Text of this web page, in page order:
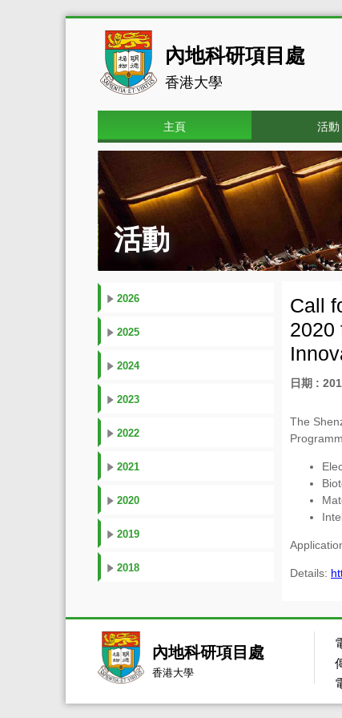
內地科研項目處
香港大學
主頁 活動
活動
2026
2025
2024
2023
2022
2021
2020
2019
2018
Call
2020
日期 :
The
Details:
內地科研項目處
香港大學